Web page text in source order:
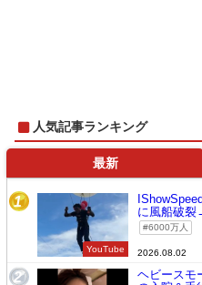
人気記事ランキング
最新
1
YouTube
に風船破裂
6000万人
2026.08.02
2
ヘビースモ